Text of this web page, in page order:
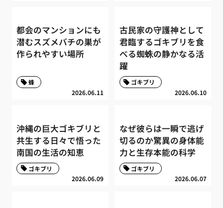
都会のマンションにも
潜むスズメバチの巣が
作られやすい場所
2026.06.11
蜂
古民家の守護神として
君臨するゴキブリを食
べる蜘蛛の静かなる活
躍
2026.06.10
ゴキブリ
沖縄の巨大ゴキブリと
共生する日々で悟った
南国の生活の知恵
2026.06.09
ゴキブリ
なぜ彼らは一瞬で逃げ
切るのか驚異の身体能
力と生存本能の科学
2026.06.07
ゴキブリ